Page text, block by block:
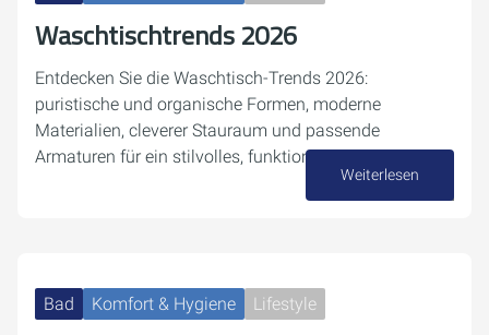
Waschtischtrends 2026
Entdecken Sie die Waschtisch-Trends 2026:
puristische und organische Formen, moderne
Materialien, cleverer Stauraum und passende
Armaturen für ein stilvolles, funktionales Bad.
Weiterlesen
Bad Komfort & Hygiene Lifestyle